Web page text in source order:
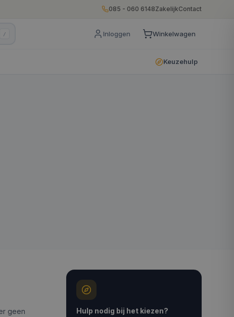
085 - 060 6148ZakelijkContact
/ Inloggen Winkelwagen
Keuzehulp
geen
Hulp nodig bij het kiezen?